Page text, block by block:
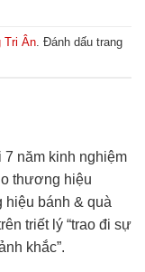
Tri Ân. Đánh dấu trang
7 năm kinh nghiệm
thương hiệu
hiệu bánh & quà
triết lý “trao đi sự
khắc”.